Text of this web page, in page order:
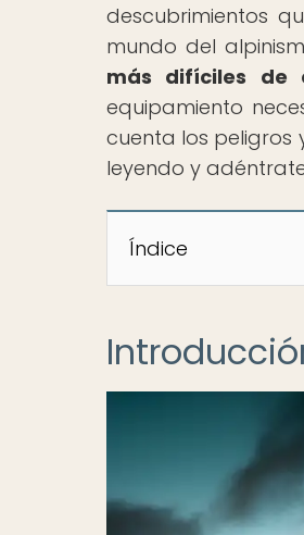
descubrimientos
mundo del
más difíciles de
equipamiento
cuenta los peligros
leyendo y
Índice